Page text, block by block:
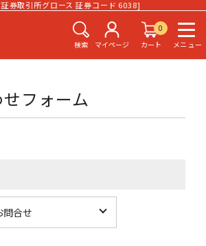
券取引所グロース 証券コード 6038]
検索 マイページ
0
カート
メニュー
フォーム